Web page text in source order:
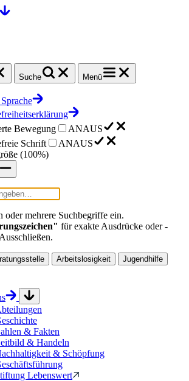
Suche Menü
Bewegung
ANAUS
Schrift
ANAUS
(100%)
oder mehrere Suchbegriffe ein.
für exakte Ausdrücke oder-
Arbeitslosigkeit
Jugendhilfe
& Fakten
& Handeln
& Schöpfung
Lebenswert